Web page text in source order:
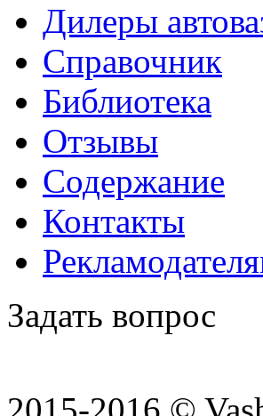
Дилеры
Справочник
Библиотека
Отзывы
Содержание
Контакты
Задать вопрос